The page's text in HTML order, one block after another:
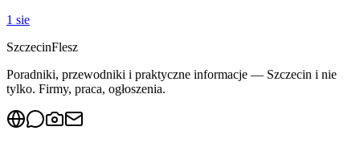
1 sie
SzczecinFlesz
Poradniki, przewodniki i praktyczne informacje — Szczecin i nie
tylko. Firmy, praca, ogłoszenia.